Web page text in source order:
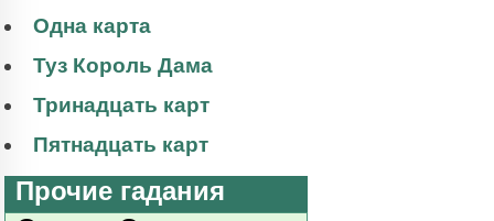
Одна карта
Туз Король Дама
Тринадцать карт
Пятнадцать карт
Прочие гадания